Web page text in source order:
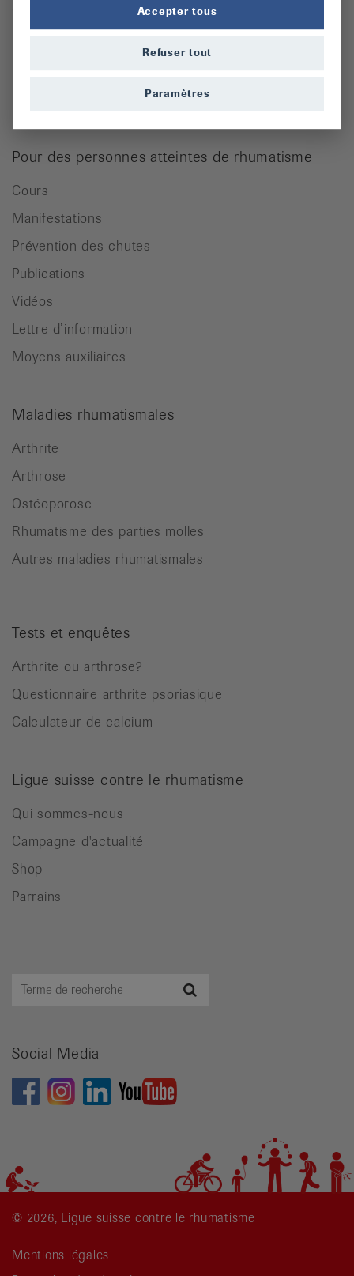
Commande Téléphone: 044 487 40 10
Pour des personnes atteintes de rhumatisme
Cours
Manifestations
Prévention des chutes
Publications
Vidéos
Lettre d’information
Moyens auxiliaires
Maladies rhumatismales
Arthrite
Arthrose
Ostéoporose
Rhumatisme des parties molles
Autres maladies rhumatismales
Tests et enquêtes
Arthrite ou arthrose?
Questionnaire arthrite psoriasique
Calculateur de calcium
Ligue suisse contre le rhumatisme
Qui sommes-nous
Campagne d'actualité
Shop
Parrains
Terme
Social Media
© 2026, Ligue suisse contre le rhumatisme
Mentions légales
Accepter tous
Refuser tout
Paramètres